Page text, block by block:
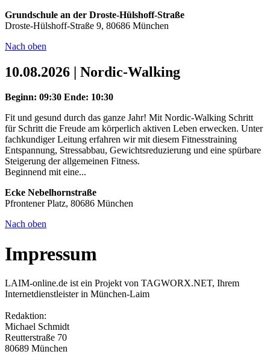
Grundschule an der Droste-Hülshoff-Straße
Droste-Hülshoff-Straße 9, 80686 München
Nach oben
10.08.2026 | Nordic-Walking
Beginn: 09:30 Ende: 10:30
Fit und gesund durch das ganze Jahr! Mit Nordic-Walking Schritt
für Schritt die Freude am körperlich aktiven Leben erwecken. Unter
fachkundiger Leitung erfahren wir mit diesem Fitnesstraining
Entspannung, Stressabbau, Gewichtsreduzierung und eine spürbare
Steigerung der allgemeinen Fitness.
Beginnend mit eine...
Ecke Nebelhornstraße
Pfrontener Platz, 80686 München
Nach oben
Impressum
LAIM-online.de ist ein Projekt von TAGWORX.NET, Ihrem
Internetdienstleister in München-Laim
Redaktion:
Michael Schmidt
Reutterstraße 70
80689 München